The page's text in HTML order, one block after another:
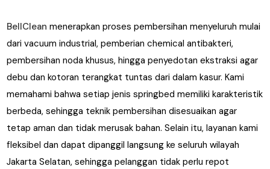
BellClean menerapkan proses pembersihan menyeluruh mulai
dari vacuum industrial, pemberian chemical antibakteri,
pembersihan noda khusus, hingga penyedotan ekstraksi agar
debu dan kotoran terangkat tuntas dari dalam kasur. Kami
memahami bahwa setiap jenis springbed memiliki karakteristik
berbeda, sehingga teknik pembersihan disesuaikan agar
tetap aman dan tidak merusak bahan. Selain itu, layanan kami
fleksibel dan dapat dipanggil langsung ke seluruh wilayah
Jakarta Selatan, sehingga pelanggan tidak perlu repot